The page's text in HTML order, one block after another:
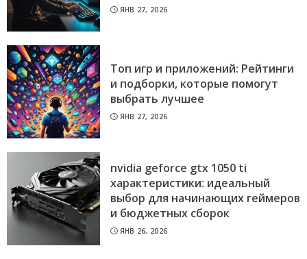
ЯНВ 27, 2026
Топ игр и приложений: Рейтинги
и подборки, которые помогут
выбрать лучшее
ЯНВ 27, 2026
nvidia geforce gtx 1050 ti
характеристики: идеальный
выбор для начинающих геймеров
и бюджетных сборок
ЯНВ 26, 2026